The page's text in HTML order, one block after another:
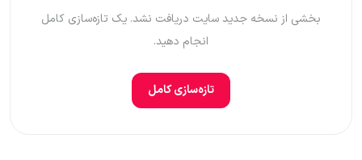
بخشی از نسخه جدید سایت دریافت نشد. یک تازه‌سازی کامل
انجام دهید.
تازه‌سازی کامل